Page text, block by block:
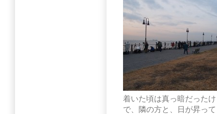
着いた頃は真っ暗だった
で、隣の方と、日が昇っ